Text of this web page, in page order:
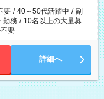
要 / 40～50代活躍中 / 副
勤務 / 10名以上の大量募
要
詳細へ